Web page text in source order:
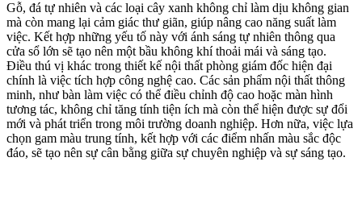
Gỗ, đá tự nhiên và các loại cây xanh không chỉ làm dịu không gian
mà còn mang lại cảm giác thư giãn, giúp nâng cao năng suất làm
việc. Kết hợp những yếu tố này với ánh sáng tự nhiên thông qua
cửa sổ lớn sẽ tạo nên một bầu không khí thoải mái và sáng tạo.
Điều thú vị khác trong thiết kế nội thất phòng giám đốc hiện đại
chính là việc tích hợp công nghệ cao. Các sản phẩm nội thất thông
minh, như bàn làm việc có thể điều chỉnh độ cao hoặc màn hình
tương tác, không chỉ tăng tính tiện ích mà còn thể hiện được sự đổi
mới và phát triển trong môi trường doanh nghiệp. Hơn nữa, việc lựa
chọn gam màu trung tính, kết hợp với các điểm nhấn màu sắc độc
đáo, sẽ tạo nên sự cân bằng giữa sự chuyên nghiệp và sự sáng tạo.